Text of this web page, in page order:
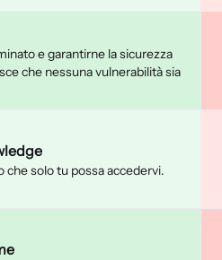
e garantirne la sicurezza
che nessuna vulnerabilità sia
solo tu possa accedervi.